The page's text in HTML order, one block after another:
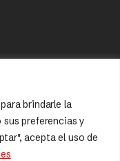
brindarle la
preferencias y
acepta el uso de